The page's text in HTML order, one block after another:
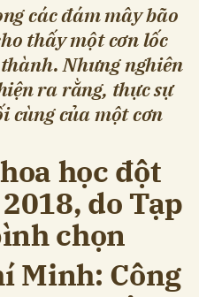
các đám mây bão
thấy một cơn lốc
Nhưng nghiên
ra rằng, thực sự
cùng của một cơn
học đột
do Tạp
chọn
Minh: Công